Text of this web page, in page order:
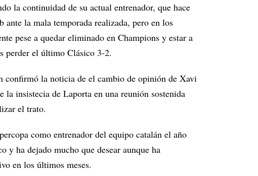
la continuidad de su actual entrenador, que hace
ante la mala temporada realizada, pero en los
pese a quedar eliminado en Champions y estar a
perder el último Clásico 3-2.
confirmó la noticia de el cambio de opinión de Xavi
la insistecia de Laporta en una reunión sostenida
el trato.
como entrenador del equipo catalán el año
y ha dejado mucho que desear aunque ha
en los últimos meses.